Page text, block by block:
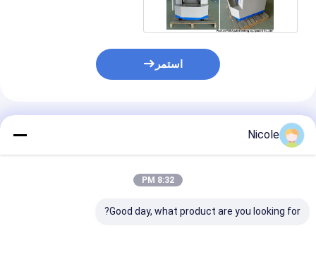
استمر
المنتجات الموصى بها
Nicole
8:32 PM
Good day, what product are you looking for?